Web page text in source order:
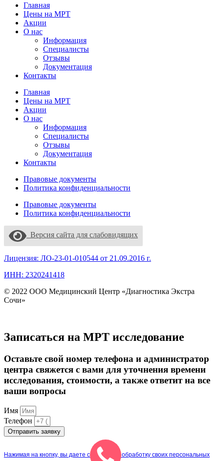
Главная
Цены на МРТ
Акции
О нас
Информация
Специалисты
Отзывы
Документация
Контакты
Главная
Цены на МРТ
Акции
О нас
Информация
Специалисты
Отзывы
Документация
Контакты
Правовые документы
Политика конфиденциальности
Правовые документы
Политика конфиденциальности
Версия сайта для слабовидящих
Лицензия: ЛО-23-01-010544 от 21.09.2016 г.
ИНН: 2320241418
© 2022 ООО Медицинский Центр «Диагностика Экстра
Сочи»
Записаться на МРТ исследование
Оставьте свой номер телефона и администратор
центра свяжется с вами для уточнения времени
исследования, стоимости, а также ответит на все
ваши вопросы
Имя
Телефон
Отправить заявку
Нажимая на кнопку, вы даете согласие на обработку своих персональных